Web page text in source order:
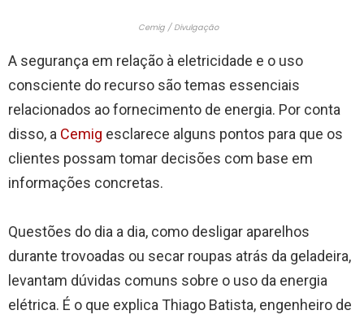
Cemig / Divulgação
A segurança em relação à eletricidade e o uso
consciente do recurso são temas essenciais
relacionados ao fornecimento de energia. Por conta
disso, a Cemig esclarece alguns pontos para que os
clientes possam tomar decisões com base em
informações concretas.
Questões do dia a dia, como desligar aparelhos
durante trovoadas ou secar roupas atrás da geladeira,
levantam dúvidas comuns sobre o uso da energia
elétrica. É o que explica Thiago Batista, engenheiro de